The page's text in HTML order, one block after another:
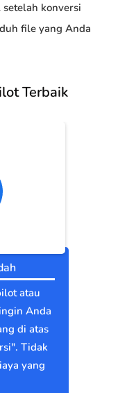
konversi
file yang Anda
Terbaik
atau
Anda
di atas
Tidak
yang